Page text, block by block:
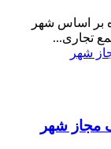
بر اساس شهر
تجاری...
مجاز شهر